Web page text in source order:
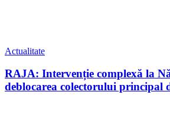
Actualitate
RAJA: Intervenție complexă la
deblocarea colectorului principal